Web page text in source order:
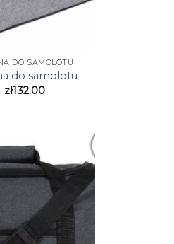
DO SAMOLOTU
do samolotu
zł132.00